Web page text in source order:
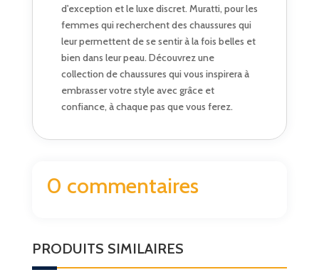
d'exception et le luxe discret. Muratti, pour les
femmes qui recherchent des chaussures qui
leur permettent de se sentir à la fois belles et
bien dans leur peau. Découvrez une
collection de chaussures qui vous inspirera à
embrasser votre style avec grâce et
confiance, à chaque pas que vous ferez.
0 commentaires
PRODUITS SIMILAIRES